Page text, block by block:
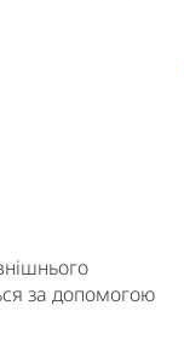
за допомогою